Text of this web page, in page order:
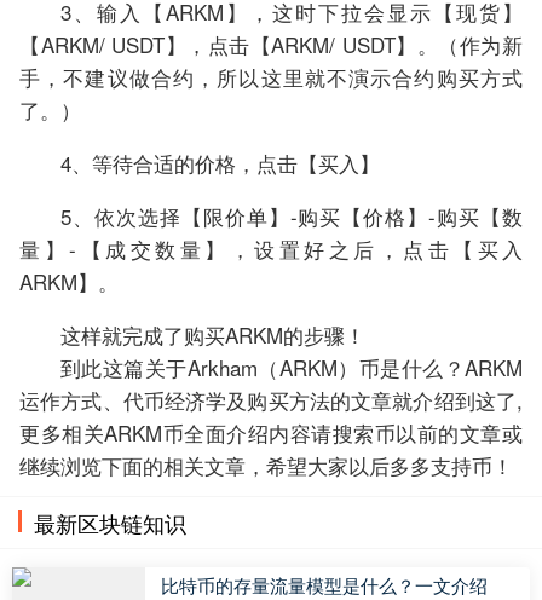
3、输入【ARKM】，这时下拉会显示【现货】
【ARKM/ USDT】，点击【ARKM/ USDT】。（作为新
手，不建议做合约，所以这里就不演示合约购买方式
了。）
4、等待合适的价格，点击【买入】
5、依次选择【限价单】-购买【价格】-购买【数
量】-【成交数量】，设置好之后，点击【买入
ARKM】。
这样就完成了购买ARKM的步骤！
到此这篇关于Arkham（ARKM）币是什么？ARKM
运作方式、代币经济学及购买方法的文章就介绍到这了,
更多相关ARKM币全面介绍内容请搜索币以前的文章或
继续浏览下面的相关文章，希望大家以后多多支持币！
最新区块链知识
比特币的存量流量模型是什么？一文介绍